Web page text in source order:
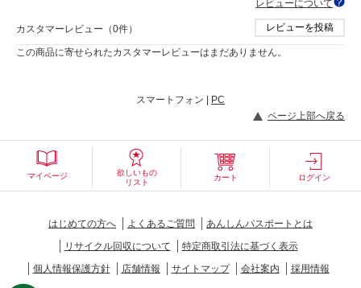
レビューについて
カスタマーレビュー（0件） レビューを投稿
この商品に寄せられたカスタマーレビューはまだありません。
スマートフォン |
PC
ページ上部へ戻る
マイページ
欲しいもの
リスト
カート ログイン
はじめての方へ よくあるご質問
あんしんパスポートとは
リサイクル回収について
特定商取引法に基づく表示
個人情報保護方針
店舗情報 サイトマップ 会社案内 採用情報